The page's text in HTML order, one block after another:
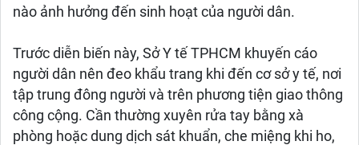
nào ảnh hưởng đến sinh hoạt của người dân.
Trước diễn biến này, Sở Y tế TPHCM khuyến cáo
người dân nên đeo khẩu trang khi đến cơ sở y tế, nơi
tập trung đông người và trên phương tiện giao thông
công cộng. Cần thường xuyên rửa tay bằng xà
phòng hoặc dung dịch sát khuẩn, che miệng khi ho,